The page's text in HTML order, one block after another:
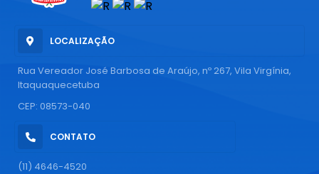
LOCALIZAÇÃO
Rua Vereador José Barbosa de Araújo, nº 267, Vila Virgínia,
Itaquaquecetuba
CEP: 08573-040
CONTATO
(11) 4646-4520